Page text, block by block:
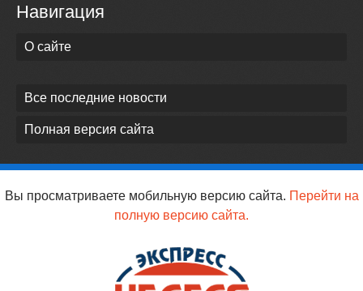
Навигация
О сайте
Все последние новости
Полная версия сайта
Вы просматриваете мобильную версию сайта. Перейти на
полную версию сайта.